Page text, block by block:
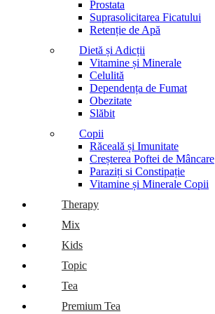
Prostata
Suprasolicitarea Ficatului
Retenție de Apă
Dietă și Adicții
Vitamine și Minerale
Celulită
Dependența de Fumat
Obezitate
Slăbit
Copii
Răceală și Imunitate
Creșterea Poftei de Mâncare
Paraziți si Constipație
Vitamine și Minerale Copii
Therapy
Mix
Kids
Topic
Tea
Premium Tea